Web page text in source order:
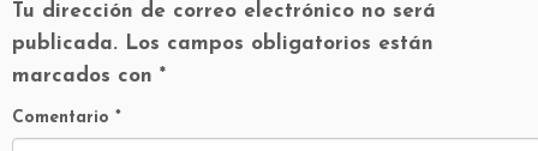
Tu dirección de correo electrónico no será
publicada. Los campos obligatorios están
marcados con *
Comentario *